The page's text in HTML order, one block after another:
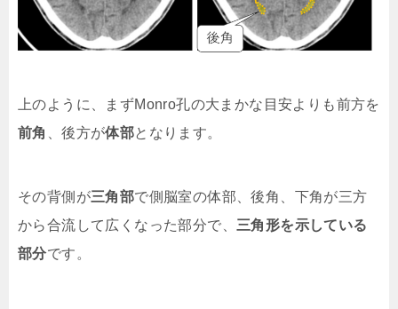
上のように、まずMonro孔の大まかな目安よりも前方を
前角
、後方が体部となります。
その背側が三角部で側脳室の体部、後角、下角が三方
から合流して広くなった部分で、 三角形を示している
部分です。